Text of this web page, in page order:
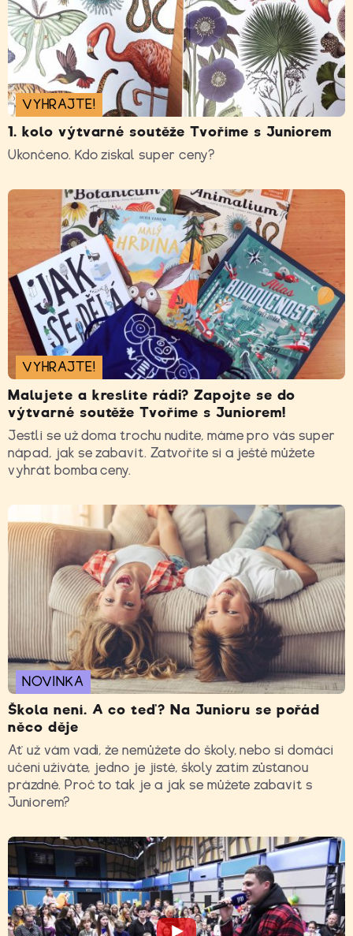
VYHRAJTE!
1. kolo výtvarné soutěže Tvoříme s Juniorem
Ukončeno. Kdo získal super ceny?
VYHRAJTE!
Malujete a kreslíte rádi? Zapojte se do
výtvarné soutěže Tvoříme s Juniorem!
Jestli se už doma trochu nudíte, máme pro vás super
nápad, jak se zabavit. Zatvoříte si a ještě můžete
vyhrát bomba ceny.
NOVINKA
Škola není. A co teď? Na Junioru se pořád
něco děje
Ať už vám vadí, že nemůžete do školy, nebo si domácí
učení užíváte, jedno je jisté, školy zatím zůstanou
prázdné. Proč to tak je a jak se můžete zabavit s
Juniorem?